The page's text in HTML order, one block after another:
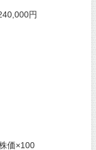
円
価×100